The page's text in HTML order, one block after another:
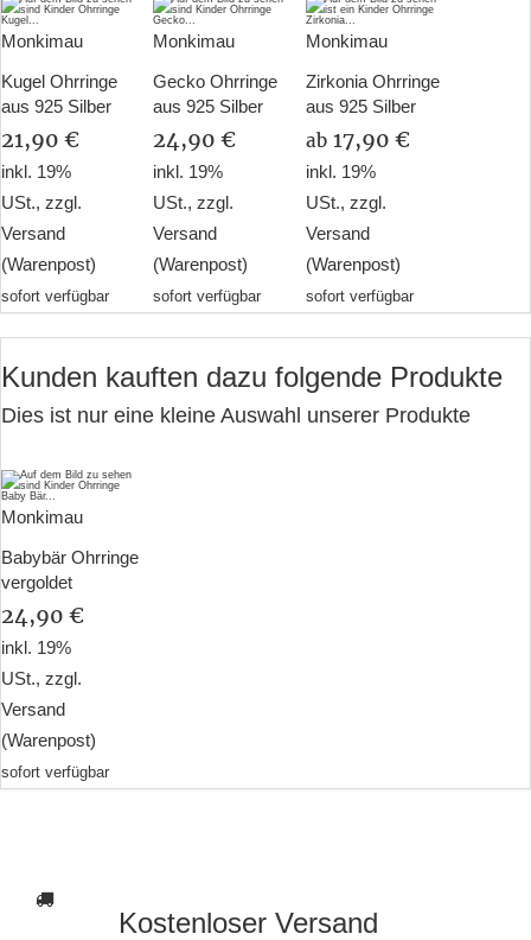
Monkimau
Kugel Ohrringe
aus 925 Silber
21,90 €
inkl. 19%
USt., zzgl.
Versand
(Warenpost)
sofort verfügbar
Monkimau
Gecko Ohrringe
aus 925 Silber
24,90 €
inkl. 19%
USt., zzgl.
Versand
(Warenpost)
sofort verfügbar
Monkimau
Zirkonia Ohrringe
aus 925 Silber
ab 17,90 €
inkl. 19%
USt., zzgl.
Versand
(Warenpost)
sofort verfügbar
Kunden kauften dazu folgende Produkte
Dies ist nur eine kleine Auswahl unserer Produkte
Monkimau
Babybär Ohrringe
vergoldet
24,90 €
inkl. 19%
USt., zzgl.
Versand
(Warenpost)
sofort verfügbar
Kostenloser Versand